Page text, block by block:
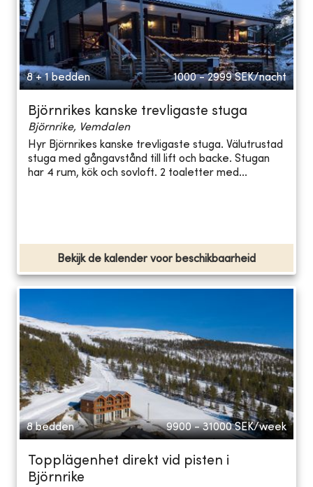
8 + 1 bedden 1000 - 2999 SEK/nacht
Björnrikes kanske trevligaste stuga
Björnrike, Vemdalen
Hyr Björnrikes kanske trevligaste stuga. Välutrustad
stuga med gångavstånd till lift och backe. Stugan
har 4 rum, kök och sovloft. 2 toaletter med...
Bekijk de kalender voor beschikbaarheid
8 bedden 9900 - 31000 SEK/week
Topplägenhet direkt vid pisten i
Björnrike